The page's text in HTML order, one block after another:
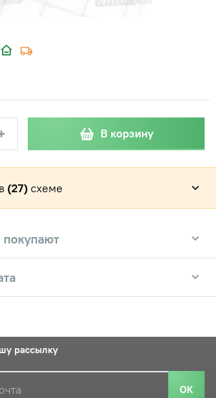
В корзину
(27) схеме
рассылку
ОК